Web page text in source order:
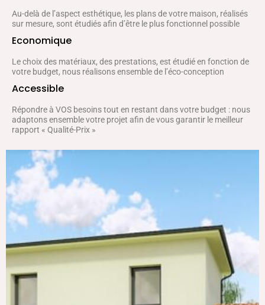
Au-delà de l’aspect esthétique, les plans de votre maison, réalisés
sur mesure, sont étudiés afin d’être le plus fonctionnel possible
Economique
Le choix des matériaux, des prestations, est étudié en fonction de
votre budget, nous réalisons ensemble de l’éco-conception
Accessible
Répondre à VOS besoins tout en restant dans votre budget : nous
adaptons ensemble votre projet afin de vous garantir le meilleur
rapport « Qualité-Prix »